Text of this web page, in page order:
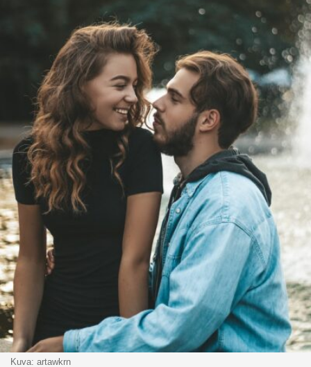
Kuva: artawkrn